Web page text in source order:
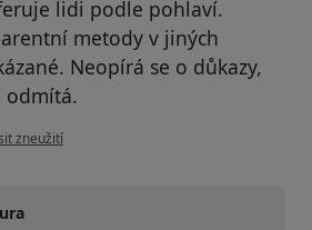
lidi podle pohlaví.
metody v jiných
Neopírá se o důkazy,
odmítá.
uživatele Váš účet byl odstraněn
zneužití